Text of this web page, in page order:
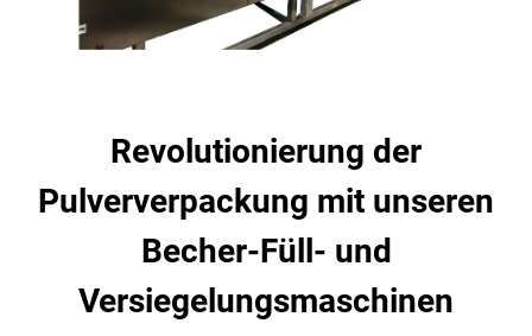
Revolutionierung der
Pulververpackung mit unseren
Becher-Füll- und
Versiegelungsmaschinen